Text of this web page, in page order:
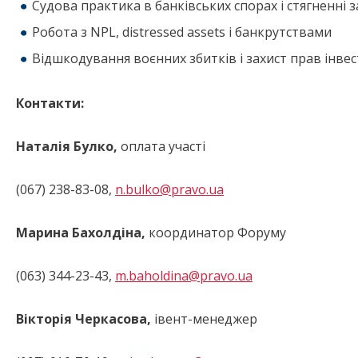
Судова практика в банківських спорах і стягненні
Робота з NPL, distressed assets і банкрутствами
Відшкодування воєнних збитків і захист прав
Контакти:
Наталiя Булко, оплата участі
(067) 238-83-08, n.bulko@pravo.ua
Марина Бахолдіна, координатор Форуму
(063) 344-23-43, m.baholdina@pravo.ua
Вікторія Черкасова, івент-менеджер